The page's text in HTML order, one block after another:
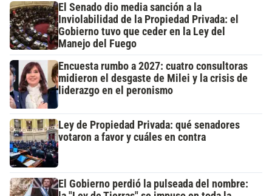
El Senado dio media sanción a la
Inviolabilidad de la Propiedad Privada: el
Gobierno tuvo que ceder en la Ley del
Manejo del Fuego
Encuesta rumbo a 2027: cuatro consultoras
midieron el desgaste de Milei y la crisis de
liderazgo en el peronismo
Ley de Propiedad Privada: qué senadores
votaron a favor y cuáles en contra
El Gobierno perdió la pulseada del nombre: